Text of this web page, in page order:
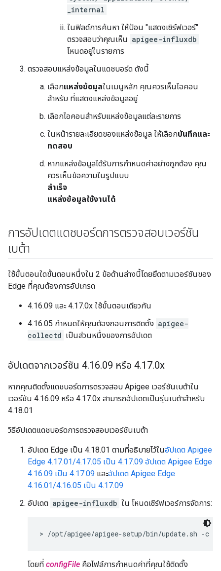
_internal
ในฟิลด์การค้นหา ให้ป้อน "แสดงเซิร์ฟเวอร์"
ตรวจสอบว่าคุณเห็น apigee-influxdb
โหนดอยู่ในรายการ
ตรวจสอบแหล่งข้อมูลในแดชบอร์ด ดังนี้
เลือกแหล่งข้อมูลในเมนูหลัก คุณควรเห็นไอคอน
สำหรับ ที่แสดงแหล่งข้อมูลอยู่
เลือกไอคอนสําหรับแหล่งข้อมูลแต่ละรายการ
ในหน้ารายละเอียดของแหล่งข้อมูล ให้เลือกบันทึกและ
ทดสอบ
หากแหล่งข้อมูลได้รับการกําหนดค่าอย่างถูกต้อง คุณ
ควรเห็นข้อความในรูปแบบ
สำเร็จ
แหล่งข้อมูลใช้งานได้
การอัปเดตแดชบอร์ดการตรวจสอบเวอร์ชัน
เบต้า
ใช้ขั้นตอนใดขั้นตอนหนึ่งใน 2 ข้อด้านล่างนี้โดยยึดตามเวอร์ชันของ
Edge ที่คุณต้องการอัปเกรด
4.16.09 และ 4.17.0x ใช้ขั้นตอนเดียวกัน
4.16.05 กำหนดให้คุณต้องถอนการติดตั้ง apigee-
collectd เป็นส่วนหนึ่งของการอัปเดต
อัปเดตจากเวอร์ชัน 4.16.09 หรือ 4.17.0x
หากคุณติดตั้งแดชบอร์ดการตรวจสอบ Apigee เวอร์ชันเบต้าใน
เวอร์ชัน 4.16.09 หรือ 4.17.0x สามารถอัปเดตเป็นรุ่นเบต้าสำหรับ
4.18.01
วิธีอัปเดตแดชบอร์ดการตรวจสอบเวอร์ชันเบต้า
อัปเดต Edge เป็น 4.18.01 ตามที่อธิบายไว้ในอัปเดต Apigee
Edge 4.17.01/4.17.05 เป็น 4.17.09 อัปเดต Apigee Edge
4.16.09 เป็น 4.17.09 และอัปเดต Apigee Edge
4.16.01/4.16.05 เป็น 4.17.09
อัปเดต apigee-influxdb ใน โหนดเซิร์ฟเวอร์การจัดการ:
> /opt/apigee/apigee-setup/bin/update.sh -c
โดยที่ configFile คือไฟล์การกำหนดค่าที่คุณใช้ติดตั้ง